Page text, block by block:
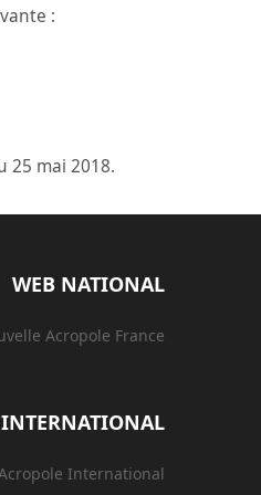
:
25 mai 2018.
WEB NATIONAL
Acropole France
International